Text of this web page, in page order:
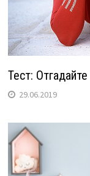
Тест:
29.06.2019